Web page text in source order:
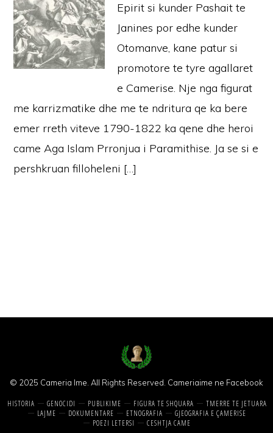
Epirit si kunder Pashait te
Janines por edhe kunder
Otomanve, kane patur si
promotore te tyre agallaret
e Camerise. Nje nga figurat
me karrizmatike dhe me te ndritura qe ka bere
emer rreth viteve 1790-1822 ka qene dhe heroi
came Aga Islam Prronjua i Paramithise. Ja se si e
pershkruan filloheleni […]
© 2025 Cameria Ime. All Rights Reserved. Cameriaime ne Facebook
HISTORIA GENOCIDI PUBLIKIME FIGURA TE SHQUARA
TMERRE TE JETUARA
LAJME
DOKUMENTARE ETNOGRAFIA
GJEOGRAFIA E ÇAMERISE
POEZI LETERSI
CESHTJA CAME